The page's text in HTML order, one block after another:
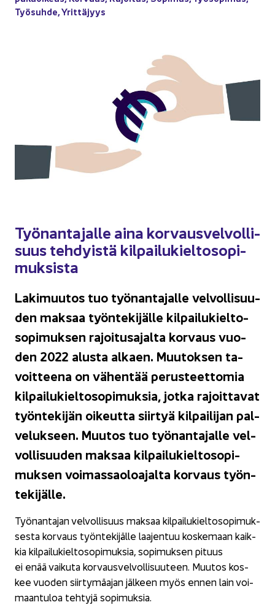
Työ­suh­de,Yrit­tä­jyys
Työ­nan­ta­jal­le aina kor­vaus­vel­vol­li­
suus teh­dyis­tä kil­pai­lu­kiel­to­so­pi­
muk­sis­ta
La­ki­muu­tos tuo työ­nan­ta­jal­le vel­vol­li­suu­
den mak­saa työn­te­ki­jäl­le kil­pai­lu­kiel­to­
so­pi­muk­sen ra­joi­tusa­jal­ta kor­vaus vuo­
den 2022 alus­ta al­kaen. Muu­tok­sen ta­
voit­tee­na on vä­hen­tää pe­rus­teet­to­mia
kil­pai­lu­kiel­to­so­pi­muk­sia, jotka ra­joit­ta­vat
työn­te­ki­jän oi­keut­ta siir­tyä kil­pai­li­jan pal­
ve­luk­seen. Muu­tos tuo työ­nan­ta­jal­le vel­
vol­li­suu­den mak­saa kil­pai­lu­kiel­to­so­pi­
muk­sen voi­mas­sao­loa­jal­ta kor­vaus työn­
te­ki­jäl­le.
Työ­nan­ta­jan vel­vol­li­suus mak­saa kil­pai­lu­kiel­to­so­pi­muk­
ses­ta kor­vaus työn­te­ki­jäl­le laa­jen­tuu kos­ke­maan kaik­
kia kil­pai­lu­kiel­to­so­pi­muk­sia, so­pi­muk­sen pi­tuus
ei enää vai­ku­ta kor­vaus­vel­vol­li­suu­teen. Muu­tos kos­
kee vuo­den siir­ty­mä­ajan jäl­keen myös ennen lain voi­
maan­tu­loa teh­ty­jä so­pi­muk­sia.